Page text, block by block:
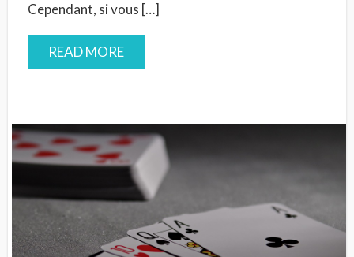
Cependant, si vous […]
READ MORE